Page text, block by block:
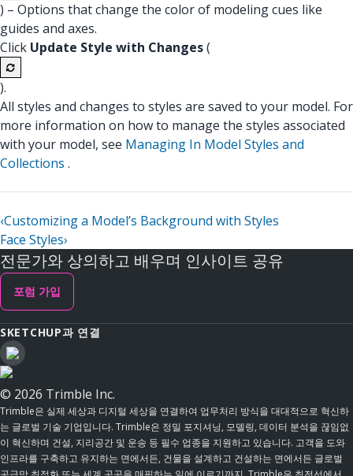
) – Options that change the color of modeling cues like
guides and axes.
Click Update Style with Changes(
).
All styles and changes to styles are saved to your model. For
more information on how to manage the styles associated
with your model, see Managing In Model Styles and
Collections .
‹Customizing a Model’s Background with Styles
Face Styles›
전문가와 상의하고 배우며 인사이트 공유
포럼 가입
SKETCHUP과 연결
© 2026 Trimble Inc.
Trimble은 실제 세상과 디지털 세상을 연결하여 업무처리 방식을 대대적으로 혁신하
는 글로벌 기술 기업입니다. Trimble은 정밀 포지셔닝, 모델링, 데이터 분석을 끊임없
이 혁신하며 건설, 지리공간 및 운송 등 필수 업종을 지원하고 있습니다. 고객을 도와
인프라를 구축하고 유지하는 면에서든, 건물을 설계하고 건설하는 면에서든 글로벌